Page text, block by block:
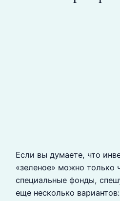
Если вы думаете, что
«зеленое» можно только
специальные фонды,
еще несколько вариантов: